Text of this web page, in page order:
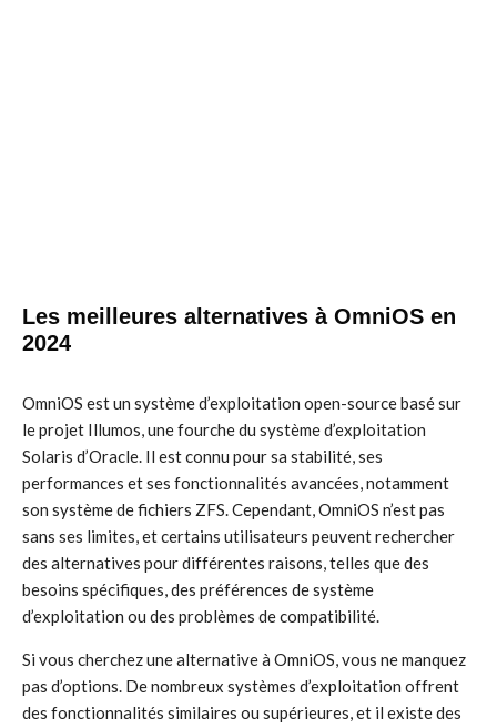
Les meilleures alternatives à OmniOS en
2024
OmniOS est un système d’exploitation open-source basé sur
le projet Illumos, une fourche du système d’exploitation
Solaris d’Oracle. Il est connu pour sa stabilité, ses
performances et ses fonctionnalités avancées, notamment
son système de fichiers ZFS. Cependant, OmniOS n’est pas
sans ses limites, et certains utilisateurs peuvent rechercher
des alternatives pour différentes raisons, telles que des
besoins spécifiques, des préférences de système
d’exploitation ou des problèmes de compatibilité.
Si vous cherchez une alternative à OmniOS, vous ne manquez
pas d’options. De nombreux systèmes d’exploitation offrent
des fonctionnalités similaires ou supérieures, et il existe des